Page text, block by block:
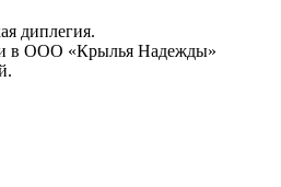
диплегия.
в ООО «Крылья Надежды»